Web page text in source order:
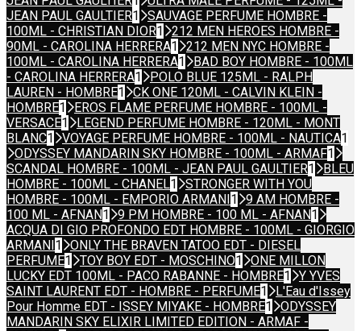
JEAN PAUL GAULTIER1
SAUVAGE PERFUME HOMBRE -
100ML - CHRISTIAN DIOR1
212 MEN HEROES HOMBRE -
90ML - CAROLINA HERRERA1
212 MEN NYC HOMBRE -
100ML - CAROLINA HERRERA1
BAD BOY HOMBRE - 100ML
- CAROLINA HERRERA1
POLO BLUE 125ML - RALPH
LAUREN - HOMBRE1
CK ONE 120ML - CALVIN KLEIN -
HOMBRE1
EROS FLAME PERFUME HOMBRE - 100ML -
VERSACE1
LEGEND PERFUME HOMBRE - 120ML - MONT
BLANC1 VOYAGE PERFUME HOMBRE - 100ML - NAUTICA1
ODYSSEY MANDARIN SKY HOMBRE - 100ML - ARMAF1
SCANDAL HOMBRE - 100ML - JEAN PAUL GAULTIER1
BLEU
HOMBRE - 100ML - CHANEL1
STRONGER WITH YOU
HOMBRE - 100ML - EMPORIO ARMANI 1
9 AM HOMBRE -
100 ML - AFNAN1 9 PM HOMBRE - 100 ML - AFNAN1
ACQUA DI GIO PROFONDO EDT HOMBRE - 100ML - GIORGIO
ARMANI 1
ONLY THE BRAVEN TATOO EDT - DIESEL
PERFUME1 TOY BOY EDT - MOSCHINO1
ONE MILLON
LUCKY EDT 100ML - PACO RABANNE - HOMBRE1
Y YVES
SAINT LAURENT EDT - HOMBRE - PERFUME1
L'Eau d'Issey
Pour Homme EDT - ISSEY MIYAKE - HOMBRE1
ODYSSEY
MANDARIN SKY ELIXIR LIMITED EDITION - ARMAF -